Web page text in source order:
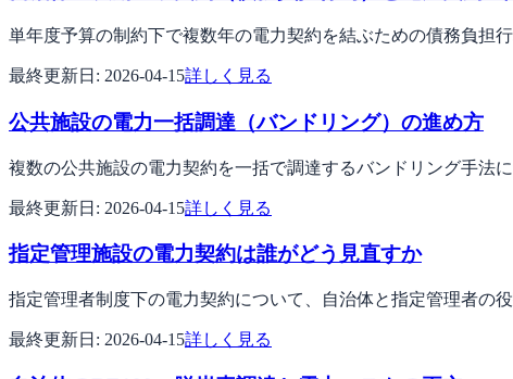
単年度予算の制約下で複数年の電力契約を結ぶための債務負担
最終更新日: 2026-04-15詳しく見る
公共施設の電力一括調達（バンドリング）の進め方
複数の公共施設の電力契約を一括で調達するバンドリング手法
最終更新日: 2026-04-15詳しく見る
指定管理施設の電力契約は誰がどう見直すか
指定管理者制度下の電力契約について、自治体と指定管理者の
最終更新日: 2026-04-15詳しく見る